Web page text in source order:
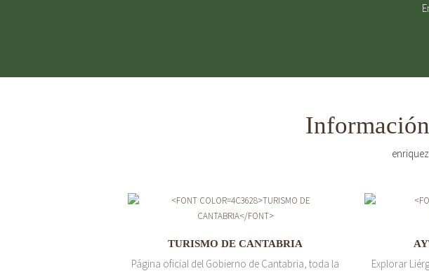
TURISMO DE CANTABRIA
Página oficial del Gobierno de Cantabria, toda la
Explorar